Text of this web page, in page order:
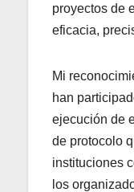
proyectos de
eficacia,
Mi
han
ejecución de
de protocolo
instituciones
los